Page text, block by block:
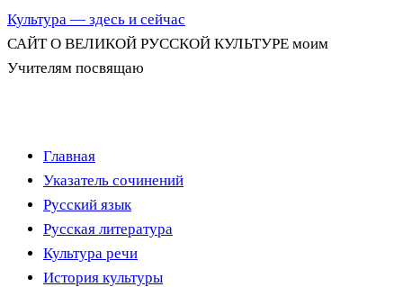
Культура — здесь и сейчас
САЙТ О ВЕЛИКОЙ РУССКОЙ КУЛЬТУРЕ моим
Учителям посвящаю
Перейти
содержимому
Главная
Указатель сочинений
Русский язык
Русская литература
Культура речи
История культуры